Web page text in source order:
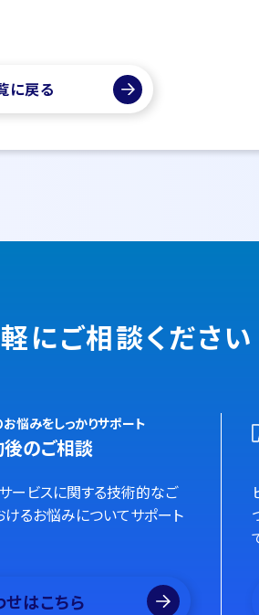
に戻る
にご相談ください
悩みをしっかりサポート
後のご相談
ービスに関する技術的なご
けるお悩みについてサポート
はこちら